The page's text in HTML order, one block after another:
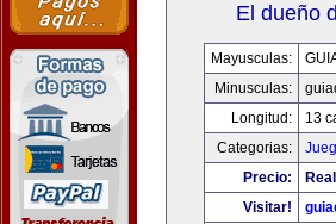
El dueño
Mayusculas:
Minusculas:
Longitud:
13
Categorias:
Precio:
Visitar!